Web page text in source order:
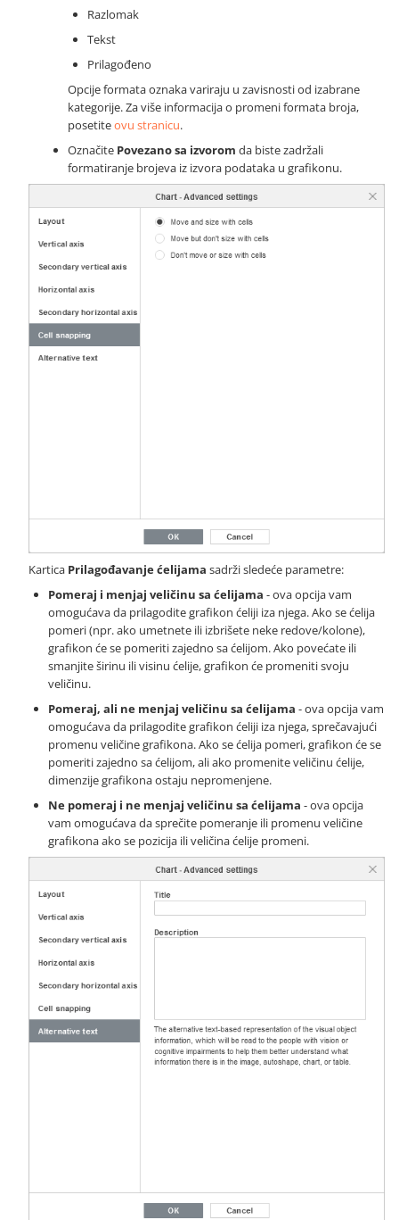
Razlomak
Tekst
Prilagođeno
Opcije formata oznaka variraju u zavisnosti od izabrane
kategorije. Za više informacija o promeni formata broja,
posetiteovu stranicu.
Označite Povezano sa izvorom da biste zadržali
formatiranje brojeva iz izvora podataka u grafikonu.
Kartica Prilagođavanje ćelijama sadrži sledeće parametre:
Pomeraj i menjaj veličinu sa ćelijama - ova opcija vam
omogućava da prilagodite grafikon ćeliji iza njega. Ako se ćelija
pomeri (npr. ako umetnete ili izbrišete neke redove/kolone),
grafikon će se pomeriti zajedno sa ćelijom. Ako povećate ili
smanjite širinu ili visinu ćelije, grafikon će promeniti svoju
veličinu.
Pomeraj, ali ne menjaj veličinu sa ćelijama - ova opcija vam
omogućava da prilagodite grafikon ćeliji iza njega, sprečavajući
promenu veličine grafikona. Ako se ćelija pomeri, grafikon će se
pomeriti zajedno sa ćelijom, ali ako promenite veličinu ćelije,
dimenzije grafikona ostaju nepromenjene.
Ne pomeraj i ne menjaj veličinu sa ćelijama - ova opcija
vam omogućava da sprečite pomeranje ili promenu veličine
grafikona ako se pozicija ili veličina ćelije promeni.